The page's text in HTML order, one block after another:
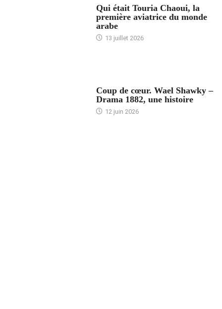
Qui était Touria Chaoui, la
première aviatrice du monde
arabe
13 juillet 2026
Coup de cœur. Wael Shawky –
Drama 1882, une histoire
12 juin 2026